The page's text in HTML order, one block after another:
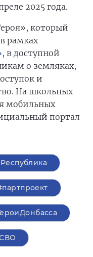
2025 года.
который
рамках
, в доступной
о земляках,
и
На школьных
мобильных
портал